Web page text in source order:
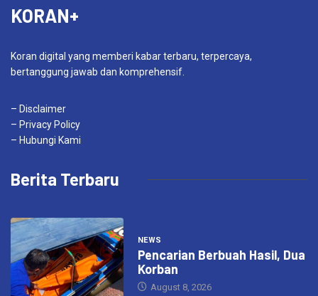
KORAN+
Koran digital yang memberi kabar terbaru, terpercaya,
bertanggung jawab dan komprehensif.
– Disclaimer
– Privacy Policy
– Hubungi Kami
Berita Terbaru
NEWS
Pencarian Berbuah Hasil, Dua
Korban
August 8, 2026